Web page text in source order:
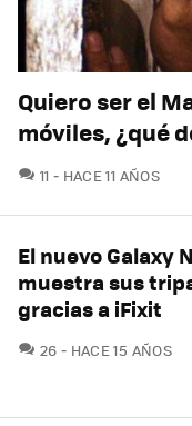
Quiero ser el
móviles, ¿qué
11 COMENTARIOS
HACE 11 AÑOS
El nuevo Galaxy
muestra sus
gracias a iFixit
26 COMENTARIOS
HACE 15 AÑOS